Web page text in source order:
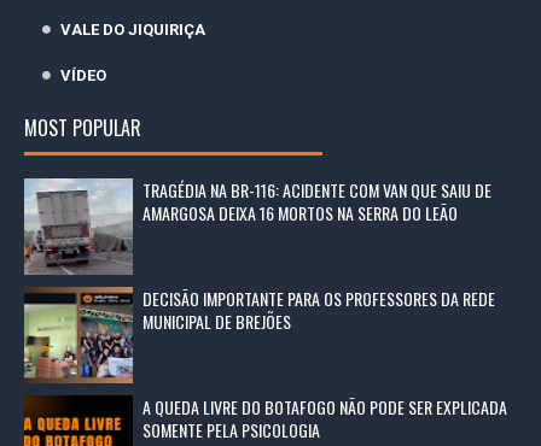
VALE DO JIQUIRIÇA
VÍDEO
MOST POPULAR
TRAGÉDIA NA BR-116: ACIDENTE COM VAN QUE SAIU DE
AMARGOSA DEIXA 16 MORTOS NA SERRA DO LEÃO
DECISÃO IMPORTANTE PARA OS PROFESSORES DA REDE
MUNICIPAL DE BREJÕES
A QUEDA LIVRE DO BOTAFOGO NÃO PODE SER EXPLICADA
SOMENTE PELA PSICOLOGIA